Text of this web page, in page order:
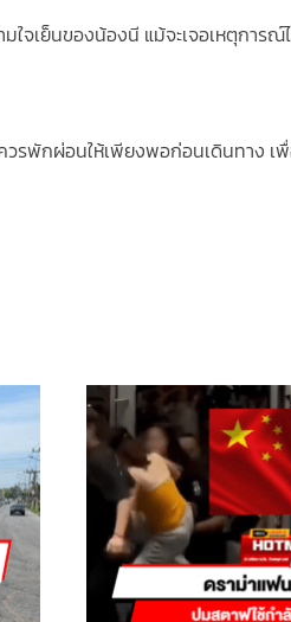
ใจเย็นของน้องนี แม้จะเจอเหตุการ
พักผ่อนให้เพียงพอก่อนเดินทาง เ